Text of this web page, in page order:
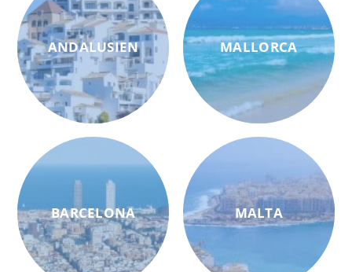
ANDALUSIEN
BARCELONA
MALLORCA
MALTA